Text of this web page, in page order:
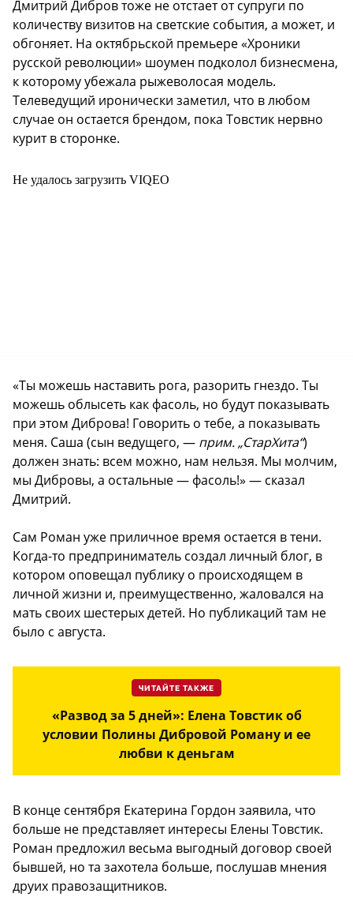
Дмитрий Дибров тоже не отстает от супруги по
количеству визитов на светские события, а может, и
обгоняет. На октябрьской премьере «Хроники
русской революции» шоумен подколол бизнесмена,
к которому убежала рыжеволосая модель.
Телеведущий иронически заметил, что в любом
случае он остается брендом, пока Товстик нервно
курит в сторонке.
Не удалось загрузить VIQEO
«Ты можешь наставить рога, разорить гнездо. Ты
можешь облысеть как фасоль, но будут показывать
при этом Диброва! Говорить о тебе, а показывать
меня. Саша (сын ведущего, — прим. „СтарХита“)
должен знать: всем можно, нам нельзя. Мы молчим,
мы Дибровы, а остальные — фасоль!» — сказал
Дмитрий.
Сам Роман уже приличное время остается в тени.
Когда-то предприниматель создал личный блог, в
котором оповещал публику о происходящем в
личной жизни и, преимущественно, жаловался на
мать своих шестерых детей. Но публикаций там не
было с августа.
ЧИТАЙТЕ ТАКЖЕ
«Развод за 5 дней»: Елена Товстик об
условии Полины Дибровой Роману и ее
любви к деньгам
В конце сентября Екатерина Гордон заявила, что
больше не представляет интересы Елены Товстик.
Роман предложил весьма выгодный договор своей
бывшей, но та захотела больше, послушав мнения
друих правозащитников.